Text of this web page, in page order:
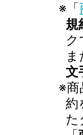
※「
規
ク
文
※商
約
た